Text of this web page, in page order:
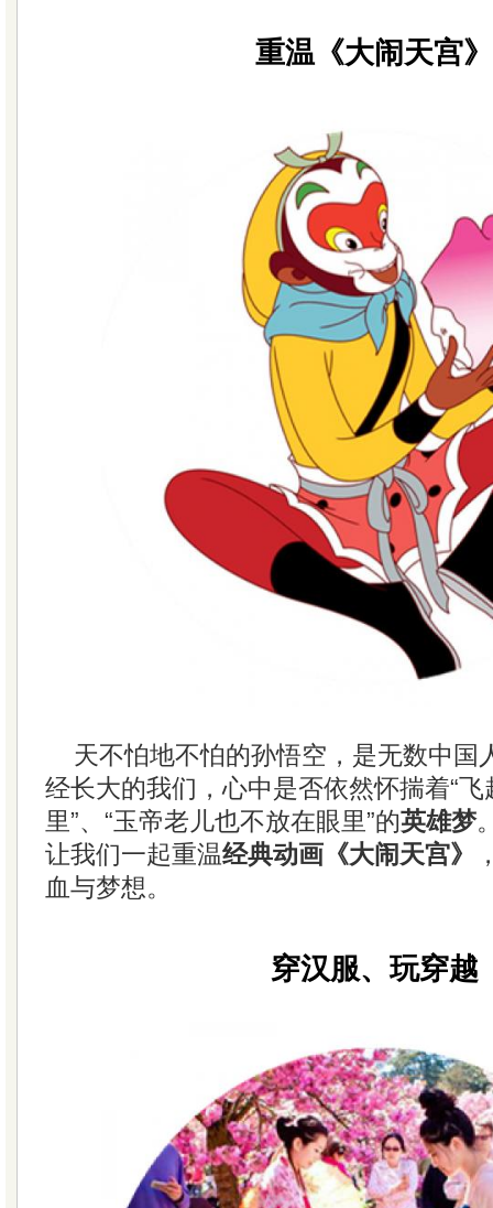
重温《大闹天宫》
天不怕地不怕的孙悟空，是无数中国
经长大的我们，心中是否依然怀揣着“飞
里”、“玉帝老儿也不放在眼里”的英雄梦
让我们一起重温经典动画《大闹天宫》
血与梦想。
穿汉服、玩穿越